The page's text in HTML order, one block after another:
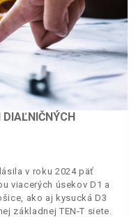
v roku 2024 päť
viacerých úsekov D1 a
ako aj kysucká D3
základnej TEN-T siete.